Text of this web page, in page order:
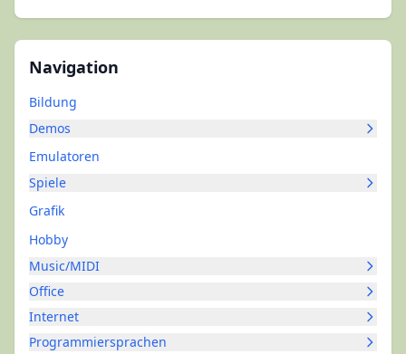
Navigation
Bildung
Demos
Emulatoren
Spiele
Grafik
Hobby
Music/MIDI
Office
Internet
Programmiersprachen